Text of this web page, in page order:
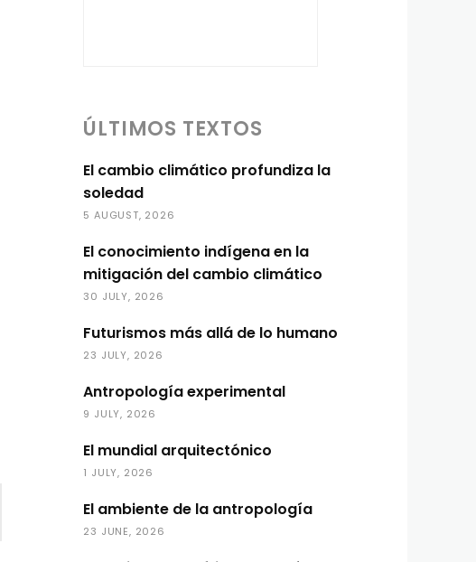
ÚLTIMOS TEXTOS
El cambio climático profundiza la
soledad
5 AUGUST, 2026
El conocimiento indígena en la
mitigación del cambio climático
30 JULY, 2026
Futurismos más allá de lo humano
23 JULY, 2026
Antropología experimental
9 JULY, 2026
El mundial arquitectónico
1 JULY, 2026
El ambiente de la antropología
23 JUNE, 2026